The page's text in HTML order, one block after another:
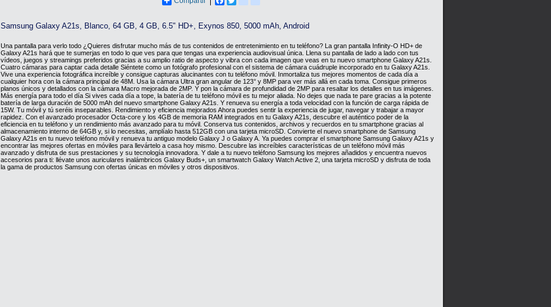
Samsung Galaxy A21s, Blanco, 64 GB, 4 GB, 6.5" HD+, Exynos 850, 5000 mAh, Android
Una pantalla para verlo todo ¿Quieres disfrutar mucho más de tus contenidos de entretenimiento en tu teléfono? La gran pantalla Infinity-O HD+ de
Galaxy A21s hará que te sumerjas en todo lo que ves para que tengas una experiencia audiovisual única. Llena su pantalla de lado a lado con tus
vídeos, juegos y streamings preferidos gracias a su amplio ratio de aspecto y vibra con cada imagen que veas en tu nuevo smartphone Galaxy A21s.
Cuatro cámaras para captar cada detalle Siéntete como un fotógrafo profesional con el sistema de cámara cuádruple incorporado en tu Galaxy A21s.
Vive una experiencia fotográfica increíble y consigue capturas alucinantes con tu teléfono móvil. Inmortaliza tus mejores momentos de cada día a
cualquier hora con la cámara principal de 48M. Usa la cámara Ultra gran angular de 123° y 8MP para ver más allá en cada toma. Consigue primeros
planos únicos y detallados con la cámara Macro mejorada de 2MP. Y pon la cámara de profundidad de 2MP para resaltar los detalles en tus imágenes.
Más energía para todo el día Si vives cada día a tope, la batería de tu teléfono móvil es tu mejor aliada. No dejes que nada te pare gracias a la potente
batería de larga duración de 5000 mAh del nuevo smartphone Galaxy A21s. Y renueva su energía a toda velocidad con la función de carga rápida de
15W. Tu móvil y tú seréis inseparables. Rendimiento y eficiencia mejorados Ahora puedes sentir la experiencia de jugar, navegar y trabajar a mayor
rapidez. Con el avanzado procesador Octa-core y los 4GB de memoria RAM integrados en tu Galaxy A21s, descubre el auténtico poder de la
eficiencia en tu teléfono y un rendimiento más avanzado para tu móvil. Conserva tus contenidos, archivos y recuerdos en tu smartphone gracias al
almacenamiento interno de 64GB y, si lo necesitas, amplíalo hasta 512GB con una tarjeta microSD. Convierte el nuevo smartphone de Samsung
Galaxy A21s en tu nuevo teléfono móvil y renueva tu antiguo modelo Galaxy J o Galaxy A. Ya puedes comprar el smartphone Samsung Galaxy A21s y
encontrar las mejores ofertas en móviles para llevártelo a casa hoy mismo. Descubre las increíbles características de un teléfono móvil más
avanzado y disfruta de sus prestaciones y su tecnología innovadora. Y dale a tu nuevo teléfono Samsung los mejores añadidos y encuentra nuevos
accesorios para ti: llévate unos auriculares inalámbricos Galaxy Buds+, un smartwatch Galaxy Watch Active 2, una tarjeta microSD y disfruta de toda
la gama de productos Samsung con ofertas únicas en móviles y otros dispositivos.